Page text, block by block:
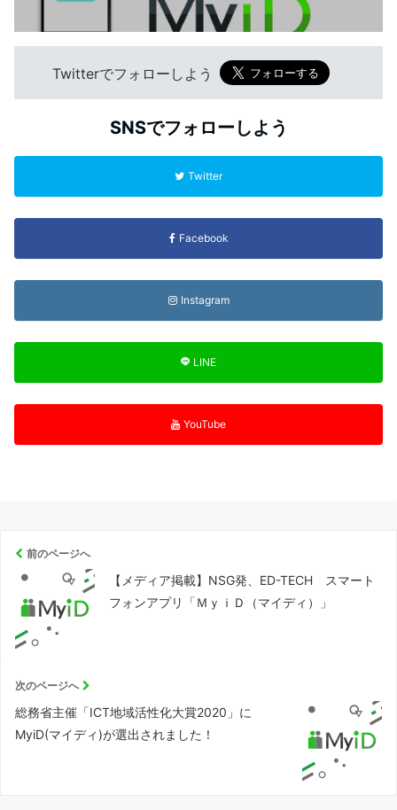
Twitterでフォローしよう
SNSでフォローしよう
Twitter
Facebook
Instagram
LINE
YouTube
前のページへ
【メディア掲載】NSG発、ED-TECH スマート
フォンアプリ「ＭｙｉＤ（マイディ）」
次のページへ
総務省主催「ICT地域活性化大賞2020」に
MyiD(マイディ)が選出されました！